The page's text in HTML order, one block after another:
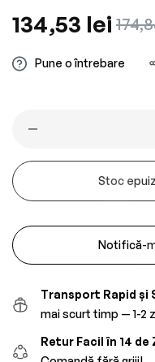
Preț
obișnuit
134,53 lei Preț
redus
Pune o întrebare
Stoc
Notifică-
Transport Rapid și
mai scurt timp — 1-2
Retur Facil în 14 de